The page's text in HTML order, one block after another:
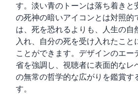
す。淡い青のトーンは落ち着きと
の死神の暗いアイコンとは対照的
は、死を恐れるよりも、人生の自
入れ、自分の死を受け入れたこと
ことができます。デザインのエー
省を強調し、視聴者に表面的なレ
の無常の哲学的な広がりを鑑賞す
す。